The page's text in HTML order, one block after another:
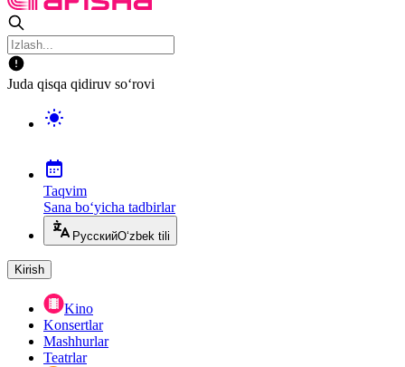
Juda qisqa qidiruv so‘rovi
Taqvim
Sana bo‘yicha tadbirlar
РусскийO‘zbek tili
Kirish
Kino
Konsertlar
Mashhurlar
Teatrlar